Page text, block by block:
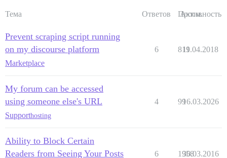
Тема Ответов Просм.
Активность
Prevent scraping script running
on my discourse platform
Marketplace
6 819
11.04.2018
My forum can be accessed
using someone else's URL
Supporthosting
4 9916.03.2026
Ability to Block Certain
Readers from Seeing Your Posts
6 1958
30.03.2016